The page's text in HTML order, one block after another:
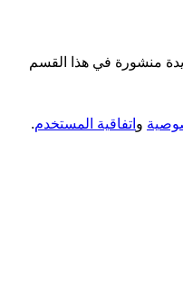
منشورة في هذا القسم
و اتفاقية المستخدم.